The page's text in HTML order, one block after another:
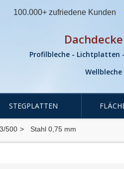
100.000+ zufriedene Kunden
Profilbleche - Lichtplatten
STEGPLATTEN
500 Stahl 0,75 mm